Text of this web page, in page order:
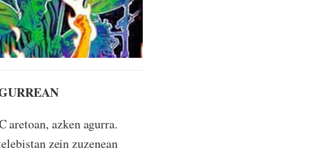
aretoan, azken agurra.
zein zuzenean